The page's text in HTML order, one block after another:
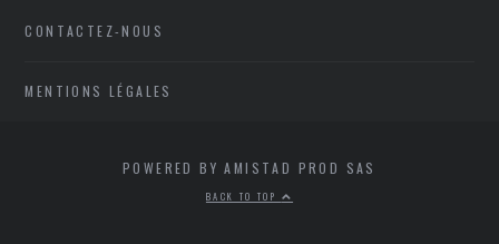
CONTACTEZ-NOUS
MENTIONS LÉGALES
POWERED BY AMISTAD PROD SAS
BACK TO TOP